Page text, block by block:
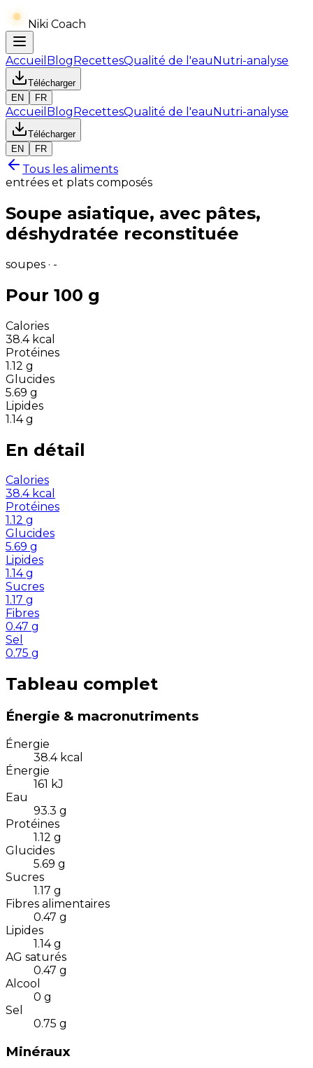
Niki Coach
Accueil BlogRecettesQualité de l'eauNutri-analyse
Télécharger
EN
FR
Accueil BlogRecettesQualité de l'eauNutri-analyse
Télécharger
EN
FR
Tous les aliments
entrées et plats composés
Soupe asiatique, avec pâtes,
déshydratée reconstituée
soupes · -
Pour 100 g
Calories
38.4 kcal
Protéines
1.12 g
Glucides
5.69 g
Lipides
1.14 g
En détail
Calories
38.4 kcal
Protéines
1.12 g
Glucides
5.69 g
Lipides
1.14 g
Sucres
1.17 g
Fibres
0.47 g
Sel
0.75 g
Tableau complet
Énergie & macronutriments
Énergie
38.4 kcal
Énergie
161 kJ
Eau
93.3 g
Protéines
1.12 g
Glucides
5.69 g
Sucres
1.17 g
Fibres alimentaires
0.47 g
Lipides
1.14 g
AG saturés
0.47 g
Alcool
0 g
Sel
0.75 g
Minéraux